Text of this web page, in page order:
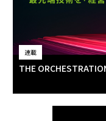
連載
THE